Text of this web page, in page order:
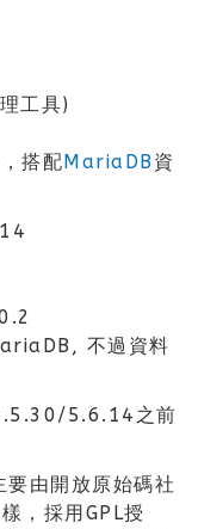
工具)
搭配 MariaDB資
不過資料
5.6.14之前
由開放原始碼社
，採用GPL授